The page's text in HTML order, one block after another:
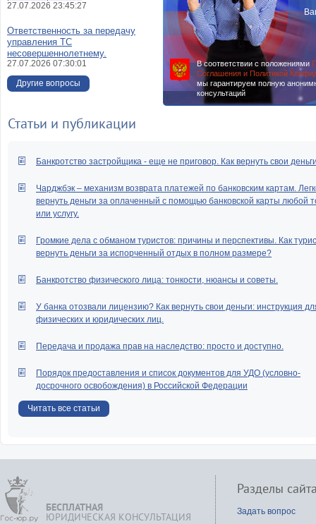
В соответствии с положениями
Соглашения и Политикой
мы гарантируем полную
консультаций
27.07.2026 23:45:27
Ответственность за передачу
управления ТС
несовершеннолетнему.
27.07.2026 07:30:01
Другие вопросы
Статьи и публикации
Банкротство застройщика - еще не приговор. Как вернуть свои
Чарджбэк – механизм возврата платежей по банковским картам.
вернуть деньги за оплаченный с помощью банковской карты любой
или услугу.
Громкие дела с обманом туристов: причины и перспективы. Как
вернуть деньги за испорченный отдых в полном размере?
Банкротство физического лица: тонкости, нюансы и советы.
У банка отозвали лицензию? Как вернуть свои деньги: инструкция
физических и юридических лиц.
Передача и продажа прав на наследство: просто и доступно.
Порядок предоставления и список документов для УДО (условно-
досрочного освобождения) в Российской Федерации
Читать все статьи
БЕСПЛАТНАЯ
ЮРИДИЧЕСКАЯ КОНСУЛЬТАЦИЯ
Разделы
Задать вопрос